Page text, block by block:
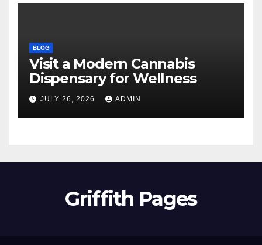
BLOG
Visit a Modern Cannabis
Dispensary for Wellness
JULY 26, 2026 ADMIN
Griffith Pages